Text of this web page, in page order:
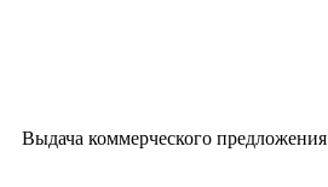
Выдача коммерческого предложения